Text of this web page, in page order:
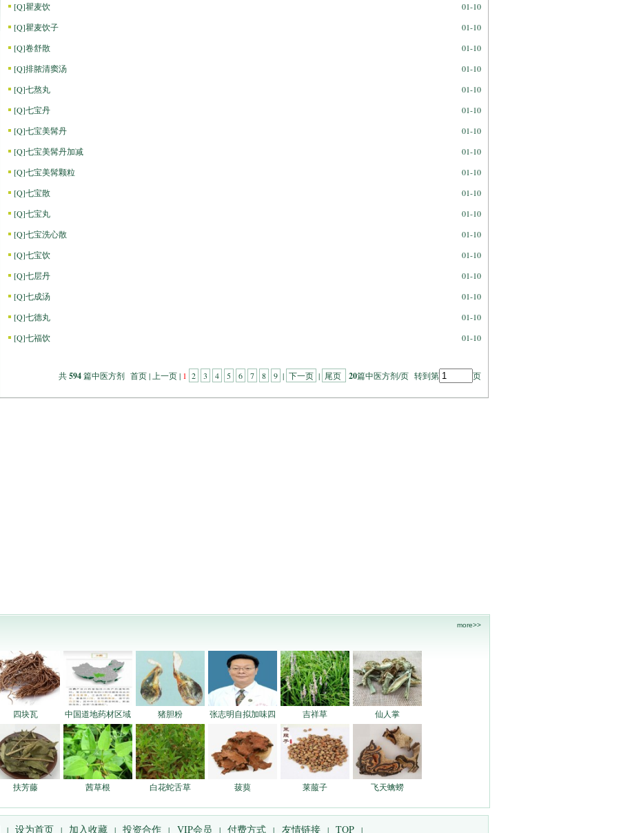
[Q]瞿麦饮
01-10
[Q]瞿麦饮子
01-10
[Q]卷舒散
01-10
[Q]排脓清窦汤
01-10
[Q]七熬丸
01-10
[Q]七宝丹
01-10
[Q]七宝美髯丹
01-10
[Q]七宝美髯丹加减
01-10
[Q]七宝美髯颗粒
01-10
[Q]七宝散
01-10
[Q]七宝丸
01-10
[Q]七宝洗心散
01-10
[Q]七宝饮
01-10
[Q]七层丹
01-10
[Q]七成汤
01-10
[Q]七德丸
01-10
[Q]七福饮 01-10
共594篇中医方剂 首页 | 上一页 | 1 2 3 4 5 6 7 8 9 | 下一页 | 尾页 20篇中医方剂/页 转到第 页
more>>
四块瓦 中国道地药材区域 猪胆粉 张志明自拟加味四 吉祥草 仙人掌
扶芳藤 茜草根 白花蛇舌草 菝葜 莱菔子 飞天蠄蟧
| 设为首页 | 加入收藏 | 投资合作 | VIP会员 | 付费方式 | 友情链接 | TOP |